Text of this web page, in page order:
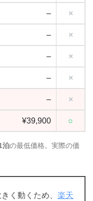
– ×
– ×
– ×
– ×
– ×
¥39,900 ○
泊の最低価格。実際の価
く動くため、楽天